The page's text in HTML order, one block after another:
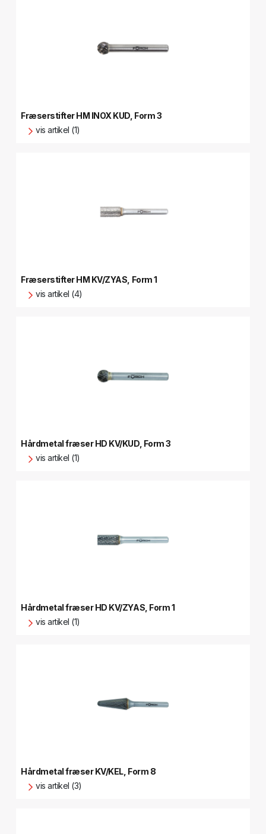
Fræserstifter HM INOX KUD, Form 3
vis artikel (1)
Fræserstifter HM KV/ZYAS, Form 1
vis artikel (4)
Hårdmetal fræser HD KV/KUD, Form 3
vis artikel (1)
Hårdmetal fræser HD KV/ZYAS, Form 1
vis artikel (1)
Hårdmetal fræser KV/KEL, Form 8
vis artikel (3)